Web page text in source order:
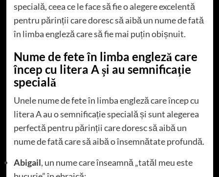
specială, ceea ce le face să fie o alegere excelentă
pentru părinții care doresc să aibă un nume de fată
în limba engleză care să fie mai puțin obișnuit.
Nume de fete în limba engleză care
încep cu litera A și au semnificație
specială
Unele nume de fete în limba engleză care încep cu
litera A au o semnificație specială și sunt alegerea
perfectă pentru părinții care doresc să aibă un
nume de fată care să aibă o însemnătate profundă.
Abigail, un nume care înseamnă „tatăl meu este